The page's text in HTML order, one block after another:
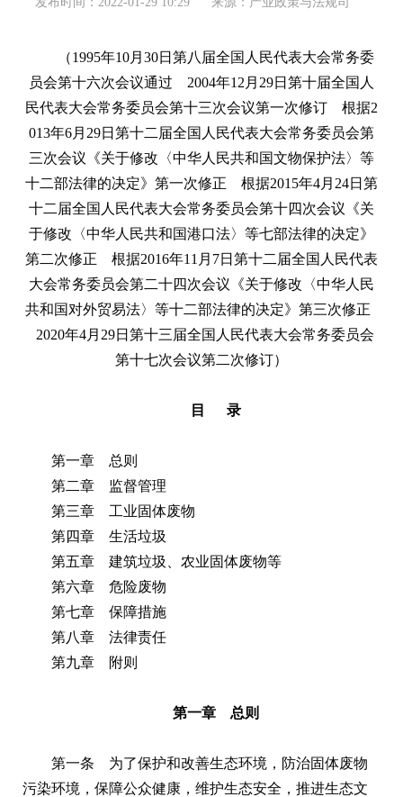
（1995年10月30日第八届全国人民代表大会常务委
员会第十六次会议通过 2004年12月29日第十届全国人
民代表大会常务委员会第十三次会议第一次修订 根据2
013年6月29日第十二届全国人民代表大会常务委员会第
三次会议《关于修改〈中华人民共和国文物保护法〉等
十二部法律的决定》第一次修正 根据2015年4月24日第
十二届全国人民代表大会常务委员会第十四次会议《关
于修改〈中华人民共和国港口法〉等七部法律的决定》
第二次修正 根据2016年11月7日第十二届全国人民代表
大会常务委员会第二十四次会议《关于修改〈中华人民
共和国对外贸易法〉等十二部法律的决定》第三次修正
2020年4月29日第十三届全国人民代表大会常务委员会
第十七次会议第二次修订）
目 录
第一章 总则
第二章 监督管理
第三章 工业固体废物
第四章 生活垃圾
第五章 建筑垃圾、农业固体废物等
第六章 危险废物
第七章 保障措施
第八章 法律责任
第九章 附则
第一章 总则
第一条 为了保护和改善生态环境，防治固体废物
污染环境，保障公众健康，维护生态安全，推进生态文